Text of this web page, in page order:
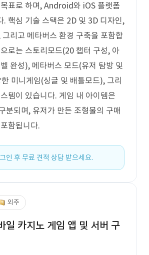
표로 하며, Android와 iOS 플랫폼
. 핵심 기술 스택은 2D 및 3D 디자인,
그리고 메타버스 환경 구축을 포함합
로는 스토리모드(20 챕터 구성, 아
완성), 메타버스 모드(유저 탐방 및
미니게임(싱글 및 배틀모드), 그리
템이 있습니다. 게임 내 아이템은
분되며, 유저가 만든 조형물의 구매
함됩니다.
인 후 무료 견적 상담 받으세요.
외주
일 카지노 게임 앱 및 서버 구